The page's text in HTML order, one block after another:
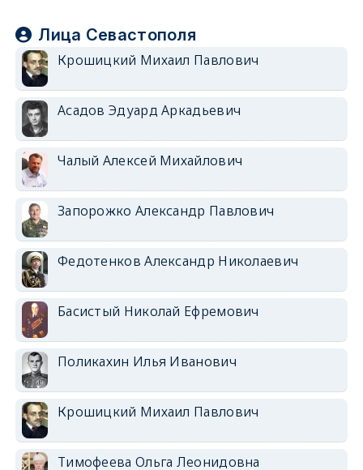
Лица Севастополя
Крошицкий Михаил Павлович
Асадов Эдуард Аркадьевич
Чалый Алексей Михайлович
Запорожко Александр Павлович
Федотенков Александр Николаевич
Басистый Николай Ефремович
Поликахин Илья Иванович
Крошицкий Михаил Павлович
Тимофеева Ольга Леонидовна